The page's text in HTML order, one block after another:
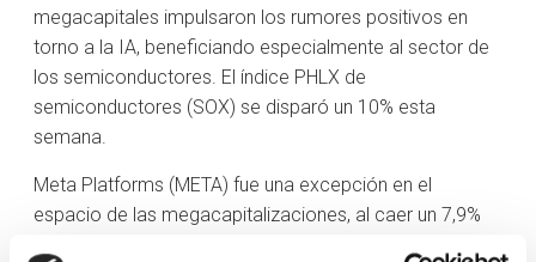
megacapitales impulsaron los rumores positivos en
torno a la IA, beneficiando especialmente al sector de
los semiconductores. El índice PHLX de
semiconductores (SOX) se disparó un 10% esta
semana.
Meta Platforms (META) fue una excepción en el
espacio de las megacapitalizaciones, al caer un 7,9%